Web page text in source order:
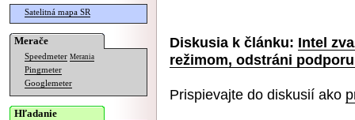
Satelitná mapa SR
Merače
Speedmeter Merania
Pingmeter
Googlemeter
Hľadanie
Diskusia k článku: Intel
režimom, odstráni
Prispievajte do diskusií ako